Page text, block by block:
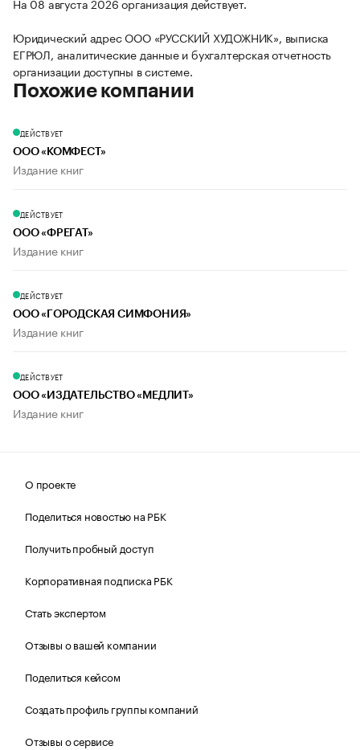
На 08 августа 2026 организация действует.
Юридический адрес ООО «РУССКИЙ ХУДОЖНИК», выписка
ЕГРЮЛ, аналитические данные и бухгалтерская отчетность
организации доступны в системе.
Похожие компании
ДЕЙСТВУЕТ
ООО «КОМФЕСТ»
Издание книг
ДЕЙСТВУЕТ
ООО «ФРЕГАТ»
Издание книг
ДЕЙСТВУЕТ
ООО «ГОРОДСКАЯ СИМФОНИЯ»
Издание книг
ДЕЙСТВУЕТ
ООО «ИЗДАТЕЛЬСТВО «МЕДЛИТ»
Издание книг
О проекте
Поделиться новостью на РБК
Получить пробный доступ
Корпоративная подписка РБК
Стать экспертом
Отзывы о вашей компании
Поделиться кейсом
Создать профиль группы компаний
Отзывы о сервисе